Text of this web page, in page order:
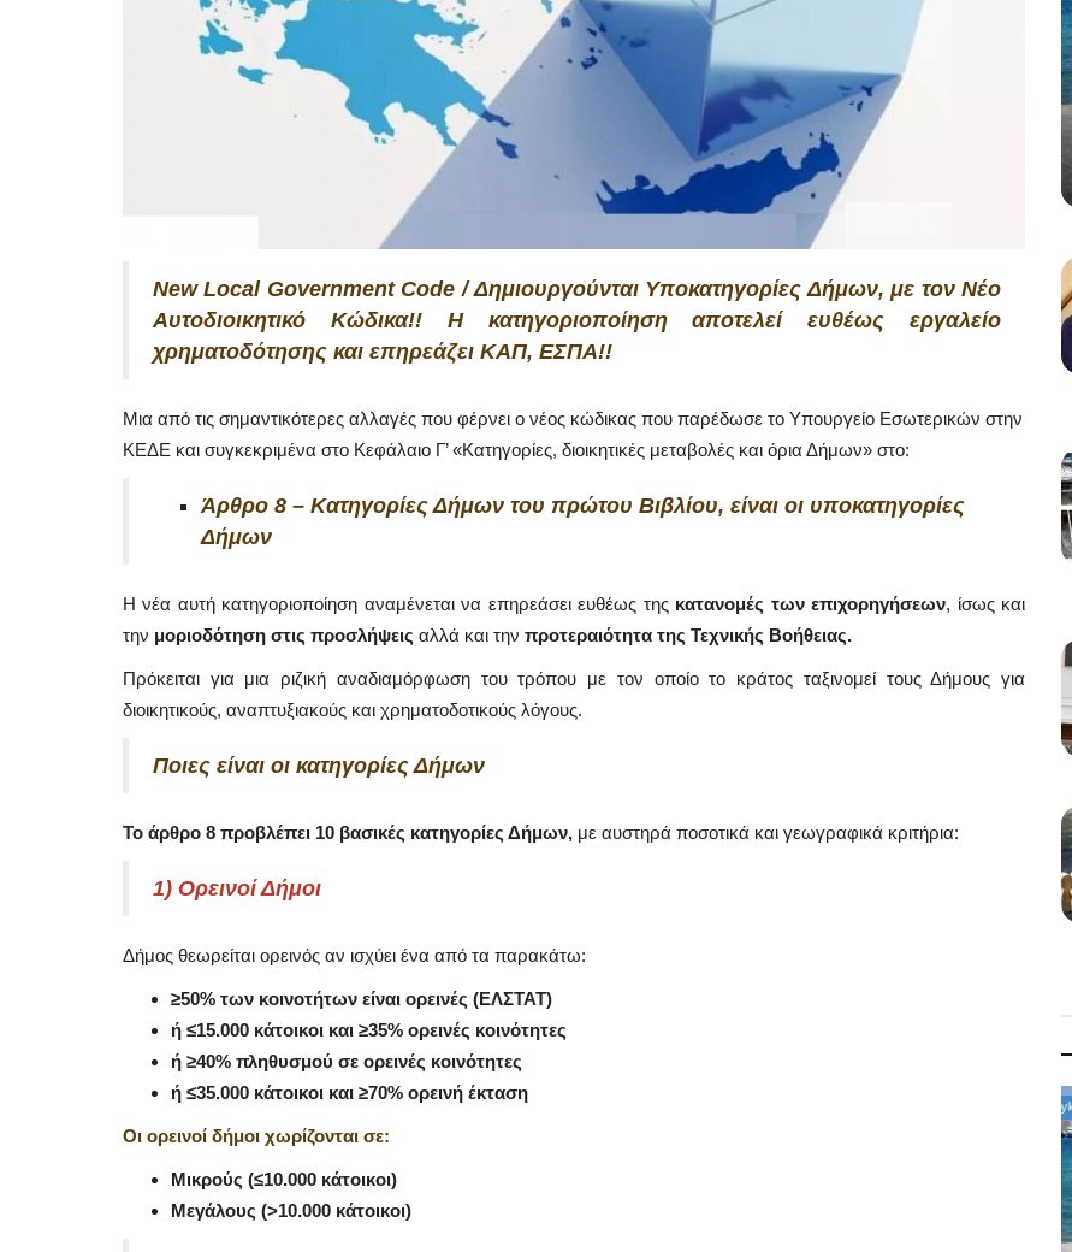
New Local Government Code / Δημιουργούνται Υποκατηγορίες Δήμων, με τον Νέο
Αυτοδιοικητικό Κώδικα!! Η κατηγοριοποίηση αποτελεί ευθέως εργαλείο
χρηματοδότησης και επηρεάζει ΚΑΠ, ΕΣΠΑ!!
Μια από τις σημαντικότερες αλλαγές που φέρνει ο νέος κώδικας που παρέδωσε το Υπουργείο Εσωτερικών στην
ΚΕΔΕ και συγκεκριμένα στο Κεφάλαιο Γ’ «Κατηγορίες, διοικητικές μεταβολές και όρια Δήμων» στο:
Άρθρο 8 – Κατηγορίες Δήμων του πρώτου Βιβλίου, είναι οι υποκατηγορίες
Δήμων
Η νέα αυτή κατηγοριοποίηση αναμένεται να επηρεάσει ευθέως της κατανομές των επιχορηγήσεων, ίσως και
την μοριοδότηση στις προσλήψεις αλλά και την προτεραιότητα της Τεχνικής Βοήθειας.
Πρόκειται για μια ριζική αναδιαμόρφωση του τρόπου με τον οποίο το κράτος ταξινομεί τους Δήμους για
διοικητικούς, αναπτυξιακούς και χρηματοδοτικούς λόγους.
Ποιες είναι οι κατηγορίες Δήμων
Το άρθρο 8 προβλέπει 10 βασικές κατηγορίες Δήμων, με αυστηρά ποσοτικά και γεωγραφικά κριτήρια:
1) Ορεινοί Δήμοι
Δήμος θεωρείται ορεινός αν ισχύει ένα από τα παρακάτω:
≥50% των κοινοτήτων είναι ορεινές (ΕΛΣΤΑΤ)
ή ≤15.000 κάτοικοι και ≥35% ορεινές κοινότητες
ή ≥40% πληθυσμού σε ορεινές κοινότητες
ή ≤35.000 κάτοικοι και ≥70% ορεινή έκταση
Οι ορεινοί δήμοι χωρίζονται σε:
Μικρούς (≤10.000 κάτοικοι)
Μεγάλους (>10.000 κάτοικοι)